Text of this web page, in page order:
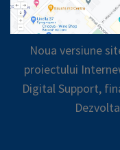
Noua versiune
proiectului
Digital Support,